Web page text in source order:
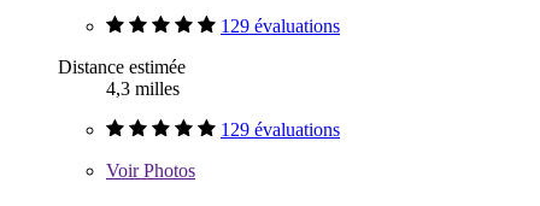
129 évaluations
Distance estimée
4,3 milles
129 évaluations
VoirPhotos